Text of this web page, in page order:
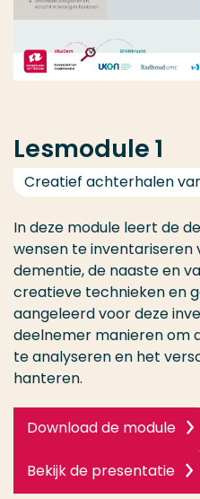
Lesmodule 1
Creatief achterhalen
In deze module leert de
wensen te inventariseren
dementie, de naaste en
creatieve technieken en
aangeleerd voor deze
deelnemer manieren om
te analyseren en het
hanteren.
Download de module
Bekijk de presentatie